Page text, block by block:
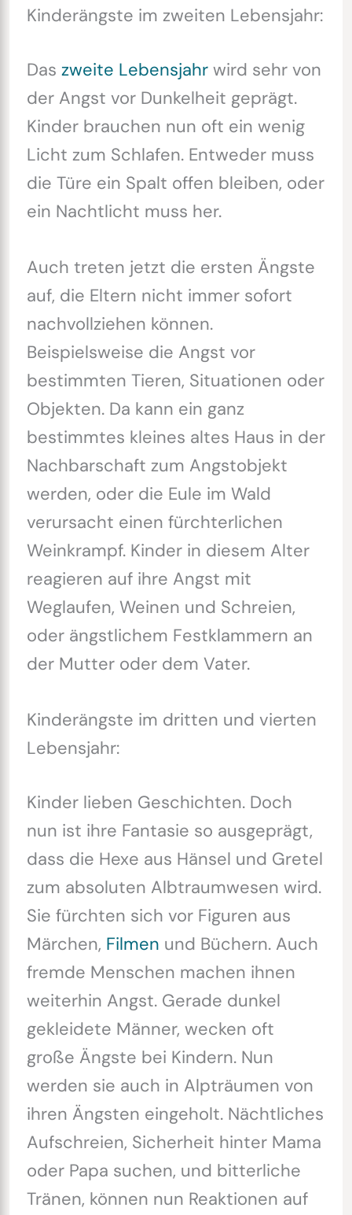
Kinderängste im zweiten Lebensjahr:
Das zweite Lebensjahrwird sehr von
der Angst vor Dunkelheit geprägt.
Kinder brauchen nun oft ein wenig
Licht zum Schlafen. Entweder muss
die Türe ein Spalt offen bleiben, oder
ein Nachtlicht muss her.
Auch treten jetzt die ersten Ängste
auf, die Eltern nicht immer sofort
nachvollziehen können.
Beispielsweise die Angst vor
bestimmten Tieren, Situationen oder
Objekten. Da kann ein ganz
bestimmtes kleines altes Haus in der
Nachbarschaft zum Angstobjekt
werden, oder die Eule im Wald
verursacht einen fürchterlichen
Weinkrampf. Kinder in diesem Alter
reagieren auf ihre Angst mit
Weglaufen, Weinen und Schreien,
oder ängstlichem Festklammern an
der Mutter oder dem Vater.
Kinderängste im dritten und vierten
Lebensjahr:
Kinder lieben Geschichten. Doch
nun ist ihre Fantasie so ausgeprägt,
dass die Hexe aus Hänsel und Gretel
zum absoluten Albtraumwesen wird.
Sie fürchten sich vor Figuren aus
Märchen, Filmen und Büchern. Auch
fremde Menschen machen ihnen
weiterhin Angst. Gerade dunkel
gekleidete Männer, wecken oft
große Ängste bei Kindern. Nun
werden sie auch in Alpträumen von
ihren Ängsten eingeholt. Nächtliches
Aufschreien, Sicherheit hinter Mama
oder Papa suchen, und bitterliche
Tränen, können nun Reaktionen auf